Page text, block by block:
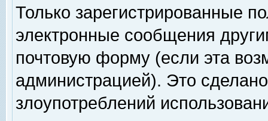
Только зарегистрированные
электронные сообщения
почтовую форму (если эта
администрацией). Это
злоупотреблений